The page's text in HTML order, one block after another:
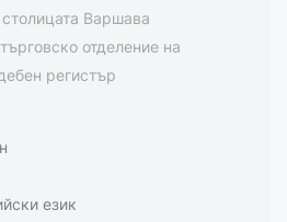
Варшава
отделение на
регистър
език